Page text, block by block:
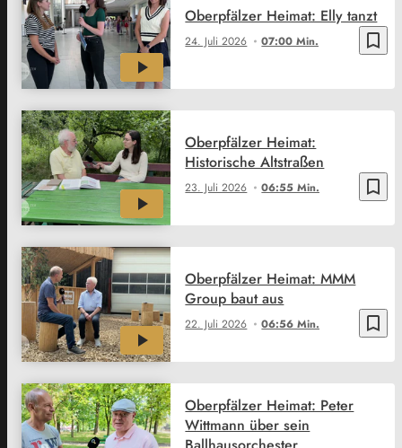
bookmark_border
24. Juli 2026 07:00 Min.
Oberpfälzer Heimat: Elly tanzt
bookmark_border
23. Juli 2026 06:55 Min.
Oberpfälzer Heimat:
Historische Altstraßen
bookmark_border
22. Juli 2026 06:56 Min.
Oberpfälzer Heimat: MMM
Group baut aus
Oberpfälzer Heimat: Peter
Wittmann über sein